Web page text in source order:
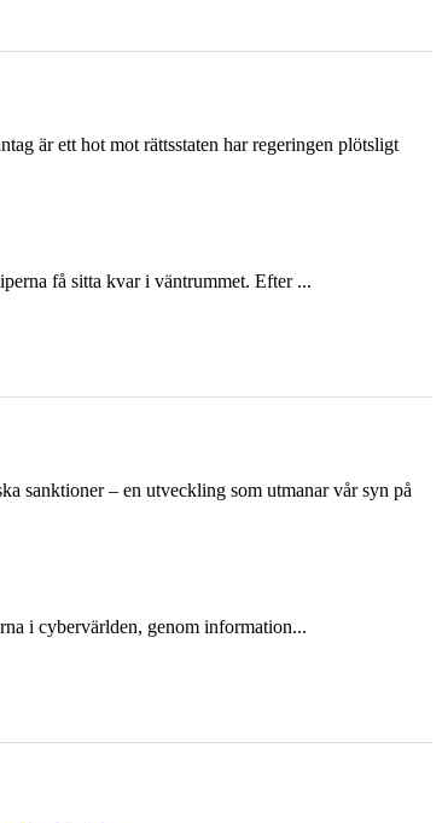
är ett hot mot rättsstaten har regeringen plötsligt
få sitta kvar i väntrummet. Efter ...
sanktioner – en utveckling som utmanar vår syn på
i cybervärlden, genom information...